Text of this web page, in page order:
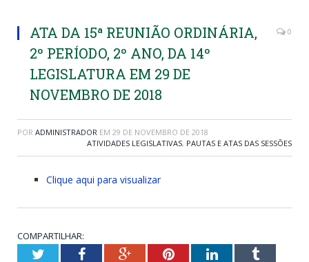
ATA DA 15ª REUNIÃO ORDINÁRIA,
2º PERÍODO, 2º ANO, DA 14º
LEGISLATURA EM 29 DE
NOVEMBRO DE 2018
0
POR ADMINISTRADOR EM 29 DE NOVEMBRO DE 2018
ATIVIDADES LEGISLATIVAS, PAUTAS E ATAS DAS SESSÕES
Clique aqui para visualizar
COMPARTILHAR:
TwitterFacebookGoogle+PinterestLinkedInTumblr